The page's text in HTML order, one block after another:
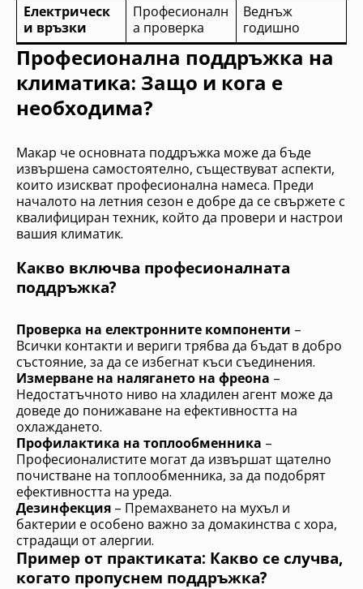
Електрическ
и връзки
Професионалн
а проверка
Веднъж
годишно
Професионална поддръжка на
климатика: Защо и кога е
необходима?
Макар че основната поддръжка може да бъде
извършена самостоятелно, съществуват аспекти,
които изискват професионална намеса. Преди
началото на летния сезон е добре да се свържете с
квалифициран техник, който да провери и настрои
вашия климатик.
Какво включва професионалната
поддръжка?
Проверка на електронните компоненти –
Всички контакти и вериги трябва да бъдат в добро
състояние, за да се избегнат къси съединения.
Измерване на налягането на фреона –
Недостатъчното ниво на хладилен агент може да
доведе до понижаване на ефективността на
охлаждането.
Профилактика на топлообменника –
Професионалистите могат да извършат щателно
почистване на топлообменника, за да подобрят
ефективността на уреда.
Дезинфекция – Премахването на мухъл и
бактерии е особено важно за домакинства с хора,
страдащи от алергии.
Пример от практиката: Какво се случва,
когато пропуснем поддръжка?